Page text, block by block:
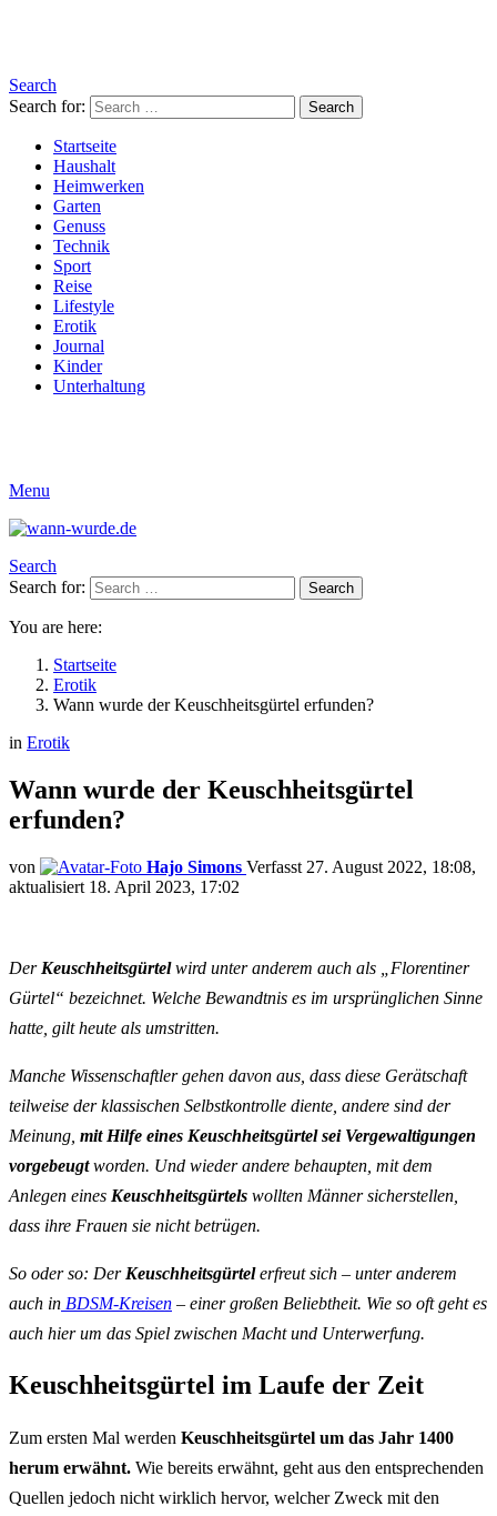
Search
Search for:
Search
Startseite
Haushalt
Heimwerken
Garten
Genuss
Technik
Sport
Reise
Lifestyle
Erotik
Journal
Kinder
Unterhaltung
Menu
Search
Search for:
Search
You are here:
Startseite
Erotik
Wann wurde der Keuschheitsgürtel erfunden?
in Erotik
Wann wurde der Keuschheitsgürtel
erfunden?
von Hajo Simons
27. August 2022, 18:08
aktualisiert 18. April 2023, 17:02
Der Keuschheitsgürtelwird unter anderem auch als „Florentiner
Gürtel“ bezeichnet. Welche Bewandtnis es im ursprünglichen Sinne
hatte, gilt heute als umstritten.
Manche Wissenschaftler gehen davon aus, dass diese Gerätschaft
teilweise der klassischen Selbstkontrolle diente, andere sind der
Meinung, mit Hilfe eines Keuschheitsgürtel sei Vergewaltigungen
vorgebeugtworden. Und wieder andere behaupten, mit dem
Anlegen eines Keuschheitsgürtels wollten Männer sicherstellen,
dass ihre Frauen sie nicht betrügen.
So oder so: Der Keuschheitsgürtelerfreut sich – unter anderem
auch in BDSM-Kreisen – einer großen Beliebtheit. Wie so oft geht es
auch hier um das Spiel zwischen Macht und Unterwerfung.
Keuschheitsgürtel im Laufe der Zeit
Zum ersten Mal werden Keuschheitsgürtel um das Jahr 1400
herum erwähnt. Wie bereits erwähnt, geht aus den entsprechenden
Quellen jedoch nicht wirklich hervor, welcher Zweck mit den